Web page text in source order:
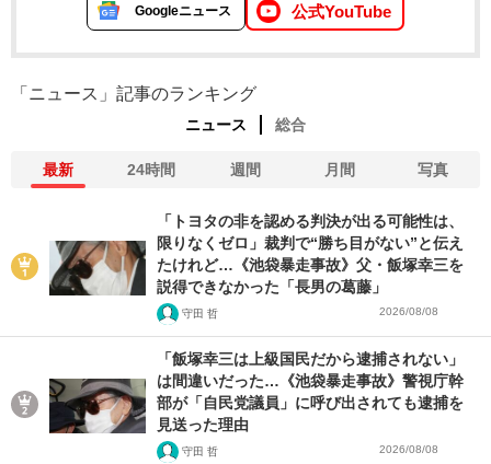
Googleニュース 公式YouTube
「ニュース」記事のランキング
ニュース 総合
最新 24時間 週間 月間 写真
「トヨタの非を認める判決が出る可能性は、
限りなくゼロ」裁判で“勝ち目がない”と伝え
たけれど…《池袋暴走事故》父・飯塚幸三を
説得できなかった「長男の葛藤」
守田 哲 2026/08/08
「飯塚幸三は上級国民だから逮捕されない」
は間違いだった…《池袋暴走事故》警視庁幹
部が「自民党議員」に呼び出されても逮捕を
見送った理由
守田 哲 2026/08/08